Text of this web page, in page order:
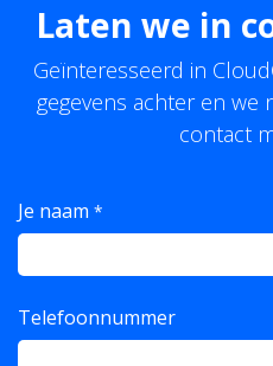
Laten we in
Geïnteresseerd in
gegevens achter en we
contact
Je naam *
Telefoonnummer